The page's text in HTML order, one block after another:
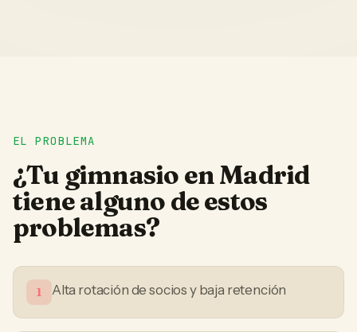
EL PROBLEMA
¿Tu gimnasio enMadrid
tiene alguno de estos
problemas?
1 Alta rotación de socios y baja retención